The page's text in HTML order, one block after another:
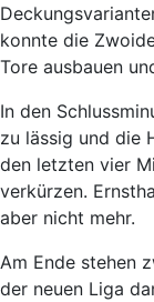
konnte die
Tore ausbauen
In den
zu lässig und die
den letzten vier
verkürzen.
aber nicht mehr.
Am Ende stehen
der neuen Liga